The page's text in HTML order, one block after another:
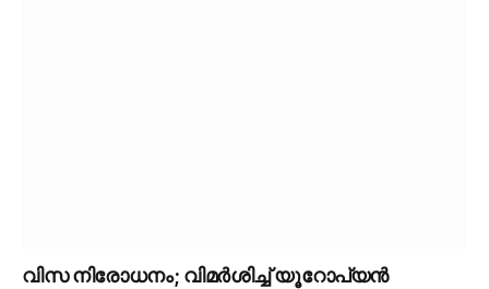
വിസ നിരോധനം; വിമർശിച്ച് യൂറോപ്യൻ